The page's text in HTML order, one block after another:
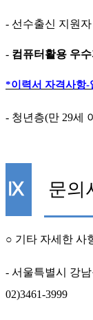
- 선수출신 지원
- 컴퓨터활용 우수
*이력서 자격사항-
- 청년층(만 29세
Ⅸ 문의
○ 기타 자세한 사
- 서울특별시 강
02)3461-3999